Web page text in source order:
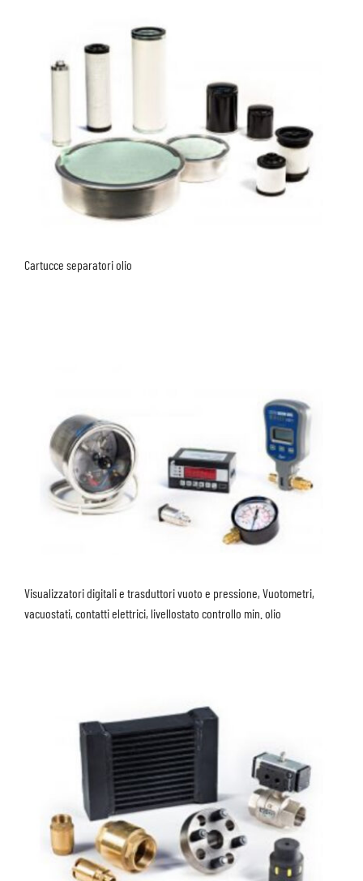
Cartucce separatori olio
Visualizzatori digitali e trasduttori vuoto e pressione, Vuotometri,
vacuostati, contatti elettrici, livellostato controllo min. olio